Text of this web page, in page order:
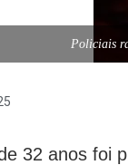
Policiais
32 anos foi